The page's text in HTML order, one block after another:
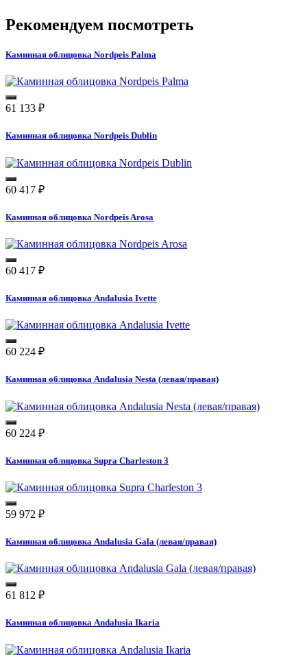
Рекомендуем посмотреть
Каминная облицовка Nordpeis Palma
61 133 ₽
Каминная облицовка Nordpeis Dublin
60 417 ₽
Каминная облицовка Nordpeis Arosa
60 417 ₽
Каминная облицовка Andalusia Ivette
60 224 ₽
Каминная облицовка Andalusia Nesta (левая/правая)
60 224 ₽
Каминная облицовка Supra Charleston 3
59 972 ₽
Каминная облицовка Andalusia Gala (левая/правая)
61 812 ₽
Каминная облицовка Andalusia Ikaria